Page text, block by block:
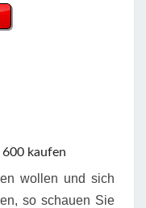
kaufen
wollen und sich
so schauen Sie